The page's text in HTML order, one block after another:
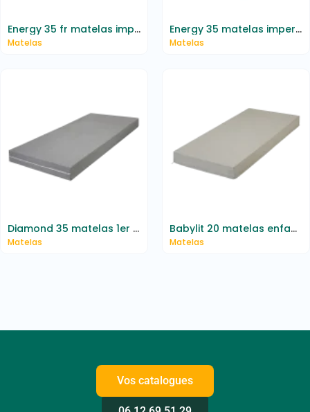
Matelas
Energy 35 fr matelas imperméable m1
Matelas
Energy 35 matelas imperméable m1
Matelas
Diamond 35 matelas 1er prix
Matelas
Babylit 20 matelas enfant imperméable ininflammable
Vos catalogues